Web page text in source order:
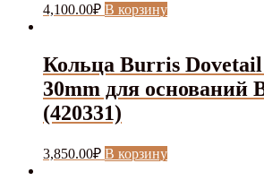
4,100.00₽ В корзину
Кольца Burris
30mm для оснований
(420331)
3,850.00₽ В корзину